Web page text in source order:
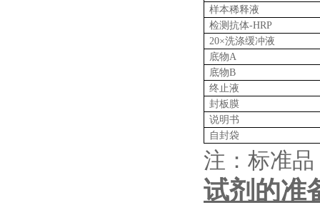
样本稀释液
检测抗体-HRP
20×洗涤缓冲液
底物A
底物B
终止液
封板膜
说明书
自封袋
注：标准品
试剂的准